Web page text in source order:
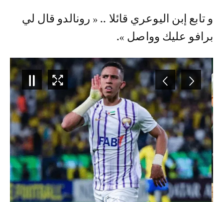
و تابع إبن اليوعري قائلا .. « رونالدو قال لي
برافو عليك وواصل ».
3
/
6